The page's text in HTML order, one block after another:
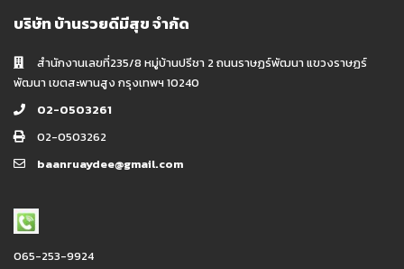
บริษัท บ้านรวยดีมีสุข จำกัด
สำนักงานเลขที่235/8 หมู่บ้านปรีชา 2 ถนนราษฏร์พัฒนา แขวงราษฏร์
พัฒนา เขตสะพานสูง กรุงเทพฯ 10240
02-0503261
02-0503262
baanruaydee@gmail.com
065-253-9924